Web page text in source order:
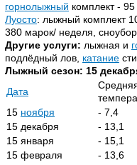
горнолыжный комплект -
Луосто: лыжный комплект
380 марок/ неделя,
Другие услуги: лыжная и
подлёдный лов, катание
Лыжный сезон: 15
Дата
15 ноября - 7,4
15 декабря
- 13,1
15 января
- 15,1
15 февраля
- 13,6